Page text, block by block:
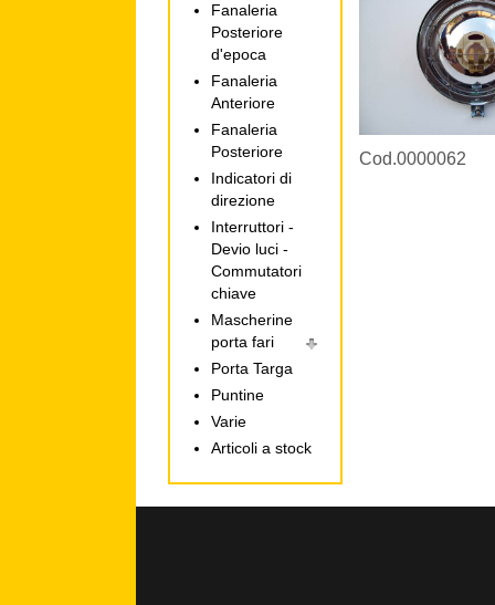
Cod.0000062
Fanaleria
Posteriore
d'epoca
Fanaleria
Anteriore
Fanaleria
Posteriore
Indicatori di
direzione
Interruttori -
Devio luci -
Commutatori
chiave
Mascherine
porta fari
Porta Targa
Puntine
Varie
Articoli a stock